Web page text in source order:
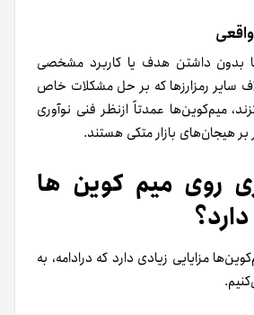
بدون داشتن هدف یا کاربرد مشخصی
سایر رمزارزها که بر حل مشکلات خاص
میم‌کوین‌ها عمدتاً ازنظر فنی نوآوری
هیجان‌های بازار متکی هستند.
روی میم کوین ها
مزایایی زیادی دارد که در‌ادامه، به